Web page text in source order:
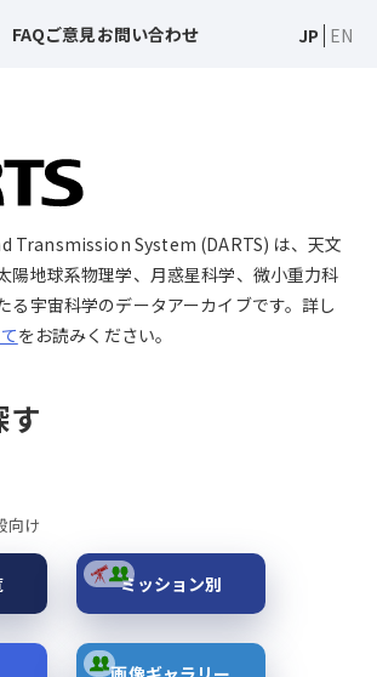
FAQご意見お問い合わせ JP EN
Transmission System (DARTS) は、天文
陽地球系物理学、月惑星科学、微小重力科
る宇宙科学のデータアーカイブです。詳し
をお読みください。
す
向け
ミッション別